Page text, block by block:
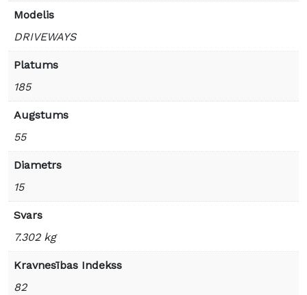
Modelis
DRIVEWAYS
Platums
185
Augstums
55
Diametrs
15
Svars
7.302 kg
Kravnesības Indekss
82